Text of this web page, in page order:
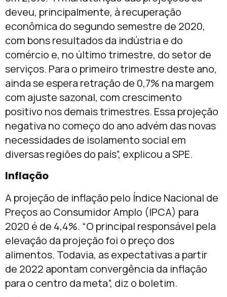
deveu, principalmente, à recuperação
econômica do segundo semestre de 2020,
com bons resultados da indústria e do
comércio e, no último trimestre, do setor de
serviços. Para o primeiro trimestre deste ano,
ainda se espera retração de 0,7% na margem
com ajuste sazonal, com crescimento
positivo nos demais trimestres. Essa projeção
negativa no começo do ano advém das novas
necessidades de isolamento social em
diversas regiões do país”, explicou a SPE.
Inflação
A projeção de inflação pelo Índice Nacional de
Preços ao Consumidor Amplo (IPCA) para
2020 é de 4,4%. “O principal responsável pela
elevação da projeção foi o preço dos
alimentos. Todavia, as expectativas a partir
de 2022 apontam convergência da inflação
para o centro da meta”, diz o boletim.